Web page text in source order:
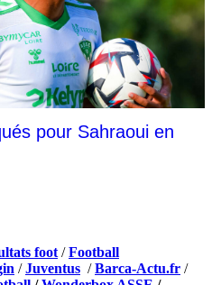
pour Sahraoui en
foot /Football
/Juventus /Barca-Actu.fr /